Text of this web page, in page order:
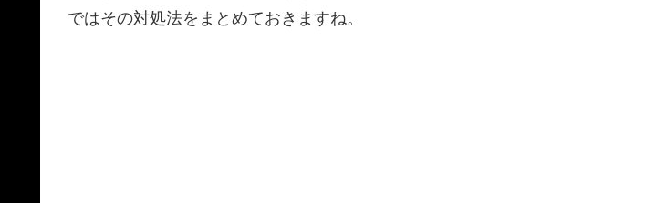
ではその対処法をまとめておきますね。